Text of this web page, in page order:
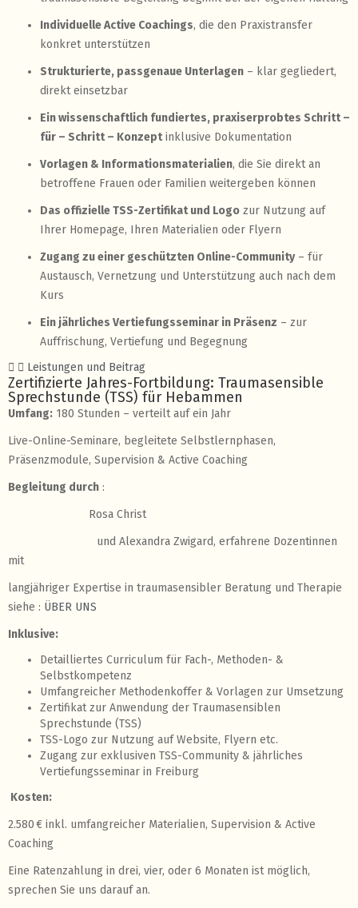
Individuelle Active Coachings, die den Praxistransfer
konkret unterstützen
Strukturierte, passgenaue Unterlagen – klar gegliedert,
direkt einsetzbar
Ein wissenschaftlich fundiertes, praxiserprobtes Schritt –
für – Schritt – Konzeptinklusive Dokumentation
Vorlagen & Informationsmaterialien, die Sie direkt an
betroffene Frauen oder Familien weitergeben können
Das offizielle TSS-Zertifikat und Logo zur Nutzung auf
Ihrer Homepage, Ihren Materialien oder Flyern
Zugang zu einer geschützten Online-Community– für
Austausch, Vernetzung und Unterstützung auch nach dem
Kurs
Ein jährliches Vertiefungsseminar in Präsenz – zur
Auffrischung, Vertiefung und Begegnung
Leistungen und Beitrag
Zertifizierte Jahres-Fortbildung: Traumasensible
Sprechstunde (TSS) für Hebammen
Umfang: 180 Stunden – verteilt auf ein Jahr
Live-Online-Seminare, begleitete Selbstlernphasen,
Präsenzmodule, Supervision & Active Coaching
Begleitung durch :
Rosa Christ
und Alexandra Zwigard, erfahrene Dozentinnen
mit
langjähriger Expertise in traumasensibler Beratung und Therapie
siehe : ÜBER UNS
Inklusive:
Detailliertes Curriculum für Fach-, Methoden- &
Selbstkompetenz
Umfangreicher Methodenkoffer & Vorlagen zur Umsetzung
Zertifikat zur Anwendung der Traumasensiblen
Sprechstunde (TSS)
TSS-Logo zur Nutzung auf Website, Flyern etc.
Zugang zur exklusiven TSS-Community & jährliches
Vertiefungsseminar in Freiburg
Kosten:
2.580 € inkl. umfangreicher Materialien, Supervision & Active
Coaching
Eine Ratenzahlung in drei, vier, oder 6 Monaten ist möglich,
sprechen Sie uns darauf an.